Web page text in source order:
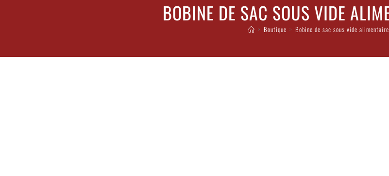
BOBINE DE SAC SOUS VIDE
> Boutique > Bobine de sac sous vide